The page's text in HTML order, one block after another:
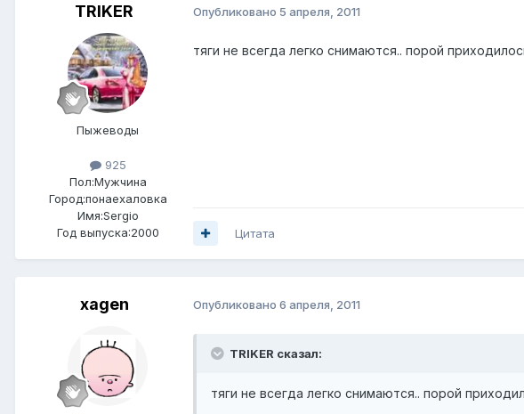
TRIKER
Пыжеводы
925
Пол:Мужчина
Город:понаехаловка
Имя:Sergio
Год выпуска:2000
Опубликовано 5 апреля, 2011
тяги не всегда легко снимаются.. порой
Цитата
xagen Опубликовано 6 апреля, 2011
TRIKER сказал:
тяги не всегда легко снимаются.. порой